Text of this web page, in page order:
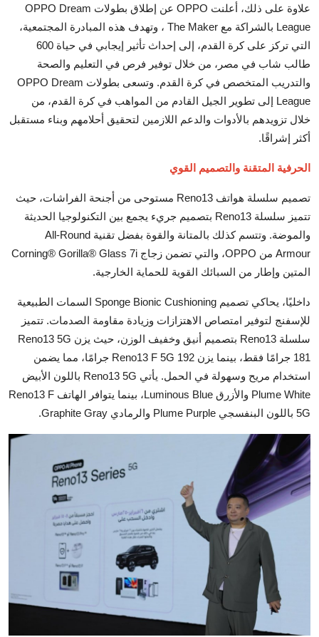
علاوة على ذلك، أعلنت OPPO عن إطلاق بطولات OPPO Dream
League بالشراكة مع The Maker ، وتهدف هذه المبادرة المجتمعية،
التي تركز على كرة القدم، إلى إحداث تأثير إيجابي في حياة 600
طالب شاب في مصر، من خلال توفير فرص في التعليم والصحة
والتدريب المتخصص في كرة القدم. وتسعى بطولات OPPO Dream
League إلى تطوير الجيل القادم من المواهب في كرة القدم، من
خلال تزويدهم بالأدوات والدعم اللازمين لتحقيق أحلامهم وبناء مستقبل
أكثر إشراقًا.
الحرفية المتقنة والتصميم القوي
تصميم سلسلة هواتف Reno13 مستوحى من أجنحة الفراشات، حيث
تتميز سلسلة Reno13 بتصميم جريء يجمع بين التكنولوجيا الحديثة
والموضة. وتتسم كذلك بالمتانة والقوة بفضل تقنية All-Round
Armour من OPPO، والتي تضمن زجاج Corning® Gorilla® Glass 7i
المتين وإطار من السبائك القوية للحماية الخارجية.
داخليًا، يحاكي تصميم Sponge Bionic Cushioning السمات الطبيعية
للإسفنج لتوفير امتصاص الاهتزازات وزيادة مقاومة الصدمات. تتميز
سلسلة Reno13 بتصميم أنيق وخفيف الوزن، حيث يزن Reno13 5G
181 جرامًا فقط، بينما يزن Reno13 F 5G 192 جرامًا، مما يضمن
استخدام مريح وسهولة في الحمل. يأتي Reno13 5G باللون الأبيض
Plume White والأزرق Luminous Blue، بينما يتوافر الهاتف Reno13 F
5G باللون البنفسجي Plume Purple والرمادي Graphite Gray.